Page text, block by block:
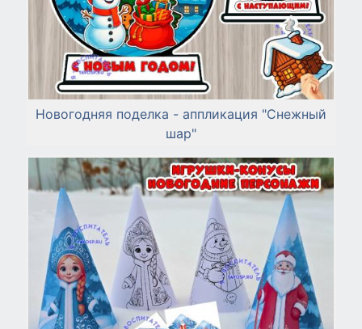
Новогодняя поделка - аппликация "Снежный
шар"